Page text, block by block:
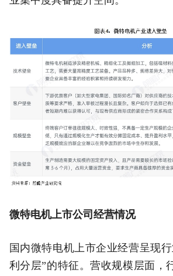
微特电机上市公司经营情况
国内微特电机上市企业经营呈现
利分层”的特征。营收规模层面，